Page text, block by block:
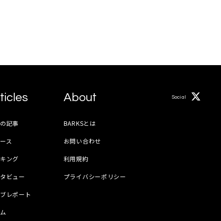
記事
ス
ング
ビュー
レポート
About
BARKSとは
お問い合わせ
利用規約
プライバシーポリシー
Social